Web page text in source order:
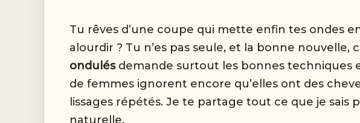
Tu rêves d’une coupe qui mette enfin tes ondes
alourdir ? Tu n’es pas seule, et la bonne nouvelle,
ondulésdemande surtout les bonnes techniques
de femmes ignorent encore qu’elles ont des
lissages répétés. Je te partage tout ce que je sais
naturelle.